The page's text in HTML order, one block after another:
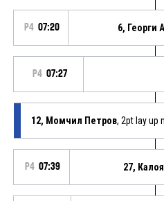
P4 07:20 6, Георги
P4 07:27
12, Момчил Петров, 2pt lay up
P4 07:39 27,